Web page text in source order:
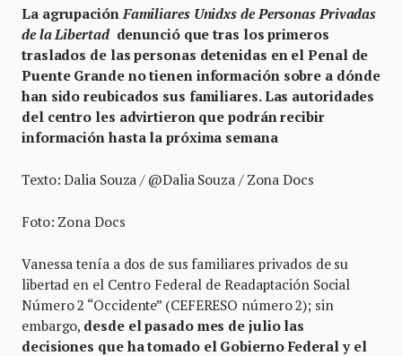
La agrupación Familiares Unidxs de Personas Privadas
de la Libertaddenunció que tras los primeros
traslados de las personas detenidas en el Penal de
Puente Grande no tienen información sobre a dónde
han sido reubicados sus familiares. Las autoridades
del centro les advirtieron que podrán recibir
información hasta la próxima semana
Texto: Dalia Souza / @Dalia Souza / Zona Docs
Foto: Zona Docs
Vanessa tenía a dos de sus familiares privados de su
libertad en el Centro Federal de Readaptación Social
Número 2 “Occidente” (CEFERESO número 2); sin
embargo, desde el pasado mes de julio las
decisiones que ha tomado el Gobierno Federal y el